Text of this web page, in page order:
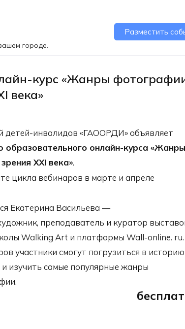
городе.
Разместить
курс «Жанры
века»
детей-инвалидов «ГАООРДИ» объявляет
образовательного онлайн-курса «Жанры
XXI века».
цикла вебинаров в марте и апреле
Екатерина Васильева —
преподаватель и куратор
Walking Art и платформы Wall-online. ru.
участники смогут погрузиться в историю
изучить самые популярные жанры
онлайн-